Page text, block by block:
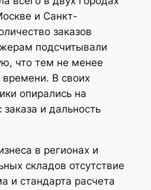
и Санкт-
заказов
подсчитывали
что тем не менее
В своих
опирались на
заказа и дальность
в регионах и
складов отсутствие
и стандарта расчета